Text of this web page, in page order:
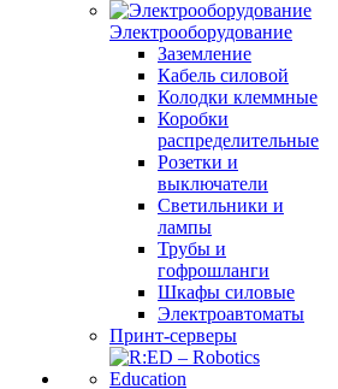
Электрооборудование
Заземление
Кабель силовой
Колодки клеммные
Коробки
распределительные
Розетки и
выключатели
Светильники и
лампы
Трубы и
гофрошланги
Шкафы силовые
Электроавтоматы
Принт-серверы